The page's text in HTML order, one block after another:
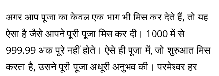
अगर आप पूजा का केवल एक भाग भी मिस कर देते हैं, तो यह
ऐसा है जैसे आपने पूरी पूजा मिस कर दी। 1000 में से
999.99 अंक पूरे नहीं होते। ऐसे ही पूजा में, जो शुरुआत मिस
करता है, उसने पूरी पूजा अधूरी अनुभव की। परमेश्वर हर